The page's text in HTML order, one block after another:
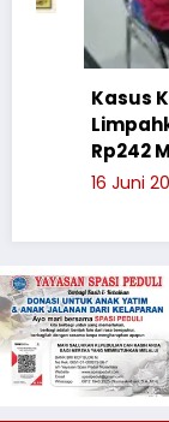
Kasus
Limpahkan
Rp242 Miliar
16 Juni 2026